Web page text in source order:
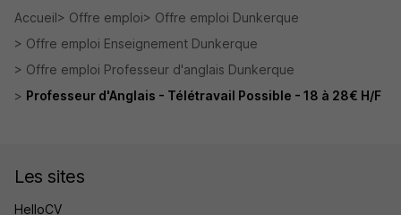
Accueil Offre emploi
Offre emploi Dunkerque
Offre emploi Enseignement Dunkerque
Offre emploi Professeur d'anglais Dunkerque
Professeur d'Anglais - Télétravail Possible - 18 à 28€ H/F
Les sites
HelloCV